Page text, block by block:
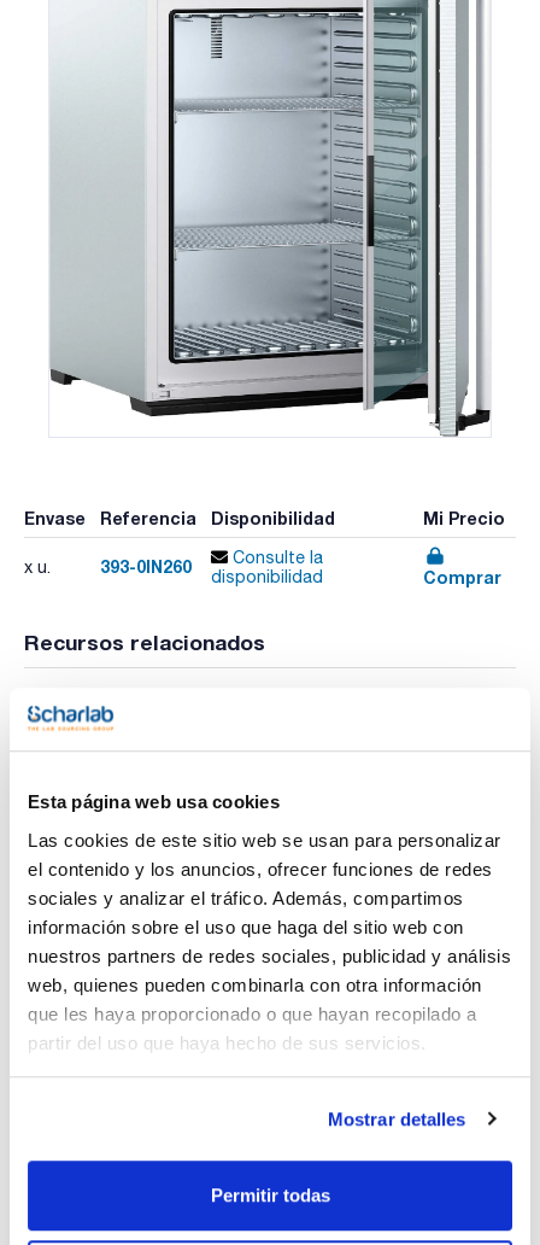
Esta página web usa cookies
Las cookies de este sitio web se usan para personalizar
el contenido y los anuncios, ofrecer funciones de redes
sociales y analizar el tráfico. Además, compartimos
información sobre el uso que haga del sitio web con
nuestros partners de redes sociales, publicidad y análisis
web, quienes pueden combinarla con otra información
que les haya proporcionado o que hayan recopilado a
partir del uso que haya hecho de sus servicios.
Mostrar detalles
Permitir todas
Envase Referencia Disponibilidad Mi Precio
x u. 393-0IN260
Consulte la
disponibilidad
Comprar
Recursos relacionados
Imprimir ficha de
producto
Características
Modelo : IN260
Convección : Natural
Equipamiento : 2 rejillas de acero inoxidable, electropulidas
hasta 80
las aplicaciones de laboratorio con valores de temperatura